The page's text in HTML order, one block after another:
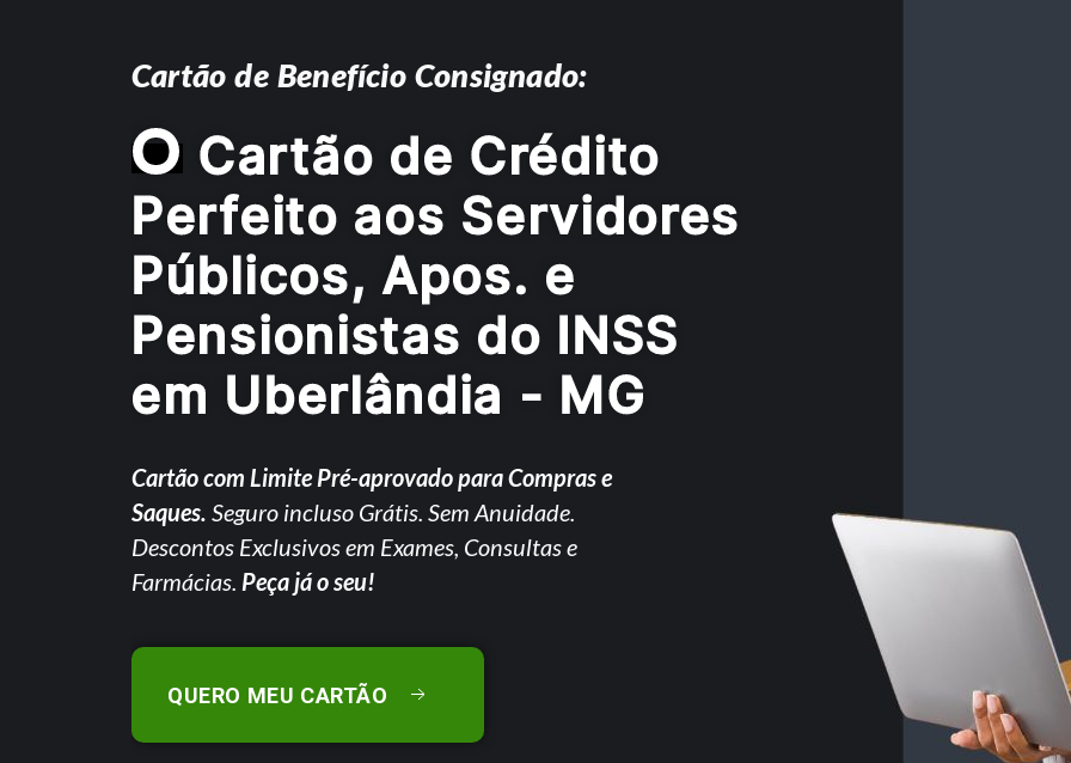
Cartão de Benefício Consignado:
O Cartão de Crédito
Perfeito aos Servidores
Públicos, Apos. e
Pensionistas do INSS
em Uberlândia - MG
Cartão com Limite Pré-aprovado para Compras e
Saques. Seguro incluso Grátis. Sem Anuidade.
Descontos Exclusivos em Exames, Consultas e
Farmácias. Peça já o seu!
QUERO MEU CARTÃO